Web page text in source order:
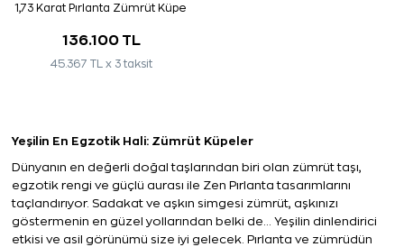
1,73 Karat Pırlanta Zümrüt Küpe
136.100 TL
45.367 TL x 3 taksit
Yeşilin En Egzotik Hali: Zümrüt Küpeler
Dünyanın en değerli doğal taşlarından biri olan zümrüt taşı,
egzotik rengi ve güçlü aurası ile Zen Pırlanta tasarımlarını
taçlandırıyor. Sadakat ve aşkın simgesi zümrüt, aşkınızı
göstermenin en güzel yollarından belki de… Yeşilin dinlendirici
etkisi ve asil görünümü size iyi gelecek. Pırlanta ve zümrüdün